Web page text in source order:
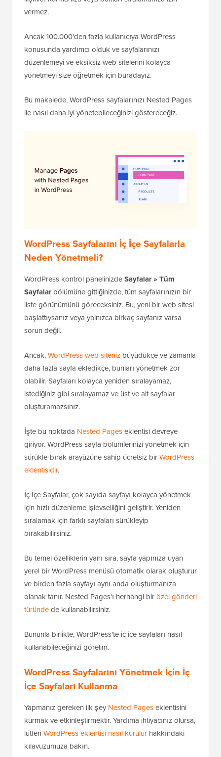
vermez.
Ancak 100.000'den fazla kullanıcıya WordPress
konusunda yardımcı olduk ve sayfalarınızı
düzenlemeyi ve eksiksiz web sitelerini kolayca
yönetmeyi size öğretmek için buradayız.
Bu makalede, WordPress sayfalarınızı Nested Pages
ile nasıl daha iyi yönetebileceğinizi göstereceğiz.
WordPress Sayfalarını İç İçe Sayfalarla
Neden Yönetmeli?
WordPress kontrol panelinizdeSayfalar » Tüm
Sayfalarbölümüne gittiğinizde, tüm sayfalarınızın bir
liste görünümünü göreceksiniz. Bu, yeni bir web sitesi
başlattıysanız veya yalnızca birkaç sayfanız varsa
sorun değil.
Ancak,WordPress web siteniz büyüdükçe ve zamanla
daha fazla sayfa ekledikçe, bunları yönetmek zor
olabilir. Sayfaları kolayca yeniden sıralayamaz,
istediğiniz gibi sıralayamaz ve üst ve alt sayfalar
oluşturamazsınız.
İşte bu noktada Nested Pageseklentisi devreye
giriyor. WordPress sayfa bölümlerinizi yönetmek için
sürükle-bırak arayüzüne sahip ücretsiz birWordPress
eklentisidir.
İç İçe Sayfalar, çok sayıda sayfayı kolayca yönetmek
için hızlı düzenleme işlevselliğini geliştirir. Yeniden
sıralamak için farklı sayfaları sürükleyip
bırakabilirsiniz.
Bu temel özelliklerin yanı sıra, sayfa yapınıza uyan
yerel bir WordPress menüsü otomatik olarak oluşturur
ve birden fazla sayfayı aynı anda oluşturmanıza
olanak tanır. Nested Pages'ı herhangi birözel gönderi
türündede kullanabilirsiniz.
Bununla birlikte, WordPress'te iç içe sayfaları nasıl
kullanabileceğinizi görelim.
WordPress Sayfalarını Yönetmek İçin İç
İçe Sayfaları Kullanma
Yapmanız gereken ilk şey Nested Pageseklentisini
kurmak ve etkinleştirmektir. Yardıma ihtiyacınız olursa,
lütfen WordPress eklentisi nasıl kurulur hakkındaki
kılavuzumuza bakın.